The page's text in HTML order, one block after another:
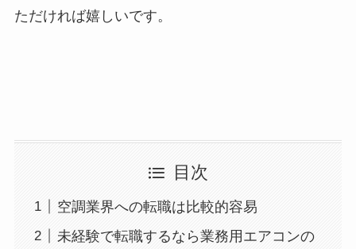
ただければ嬉しいです。
目次
空調業界への転職は比較的容易
未経験で転職するなら業務用エアコンの